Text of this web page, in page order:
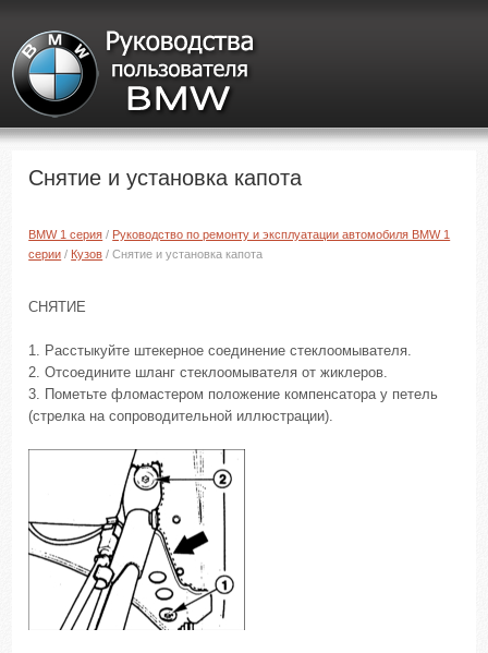
Снятие и установка капота
BMW 1 серия / Руководство по ремонту и эксплуатации автомобиля BMW 1
серии / Кузов / Снятие и установка капота
СНЯТИЕ
1. Расстыкуйте штекерное соединение стеклоомывателя.
2. Отсоедините шланг стеклоомывателя от жиклеров.
3. Пометьте фломастером положение компенсатора у петель
(стрелка на сопроводительной иллюстрации).